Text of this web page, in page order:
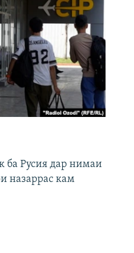
ба Русия дар нимаи
назаррас кам